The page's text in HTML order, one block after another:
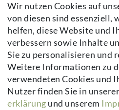
unaufgeregt eine ähnliche
Für welche
sich
Rankhilfen unterstützen ein
Pflanzen – von klassischen
Nutzpflanzen im Gemüsebeet:
Kletterrosen
Clematis
Wir nutzen Cookies auf
von diesen sind essenziell,
helfen, diese Website und
verbessern sowie Inhalte
Sie zu personalisieren und
Weitere Informationen zu
verwendeten Cookies und
Nutzer finden Sie in unserer
erklärung und unserem